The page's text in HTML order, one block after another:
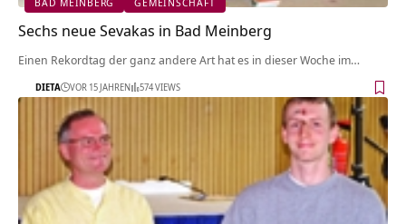
Sechs neue Sevakas in Bad Meinberg
Einen Rekordtag der ganz andere Art hat es in dieser Woche im…
DIETA VOR 15 JAHREN 574 VIEWS